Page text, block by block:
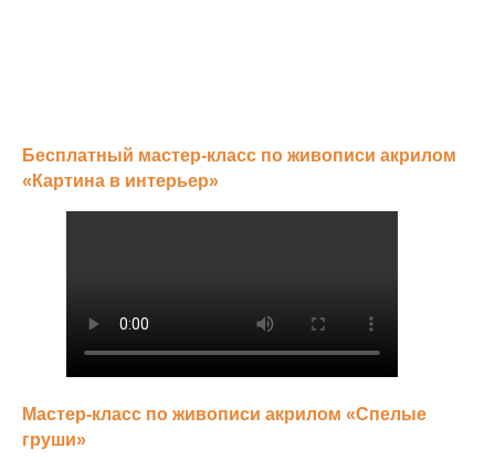
Бесплатный мастер-класс по живописи акрилом
«Картина в интерьер»
Мастер-класс по живописи акрилом «Спелые
груши»